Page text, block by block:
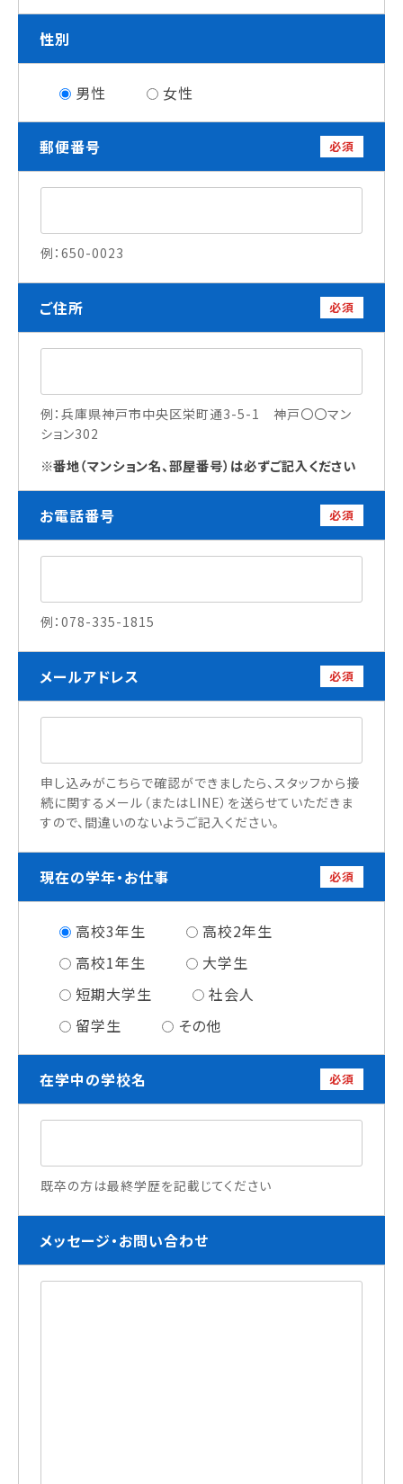
チャレンジプログラム
フォローアップレッスン
サマーチャレンジ実習
海外研修
学生カフェ営業インフォメーション
訪問者別
卒業生の方へ・
各種証明書の申請について
企業担当者の方へ
保護者の方へ
アクセス
職員採用情報
情報公開
お問い合わせ
性別
男性 女性
郵便番号 必須
例：650-0023
ご住所 必須
例：兵庫県神戸市中央区栄町通3-5-1 神戸〇〇マン
ション302
番地（マンション名、部屋番号）は必ずご記入ください
お電話番号 必須
例：078-335-1815
メールアドレス 必須
申し込みがこちらで確認ができましたら、スタッフから接
続に関するメール（またはLINE）を送らせていただきま
すので、間違いのないようご記入ください。
現在の学年・お仕事 必須
高校3年生
高校2年生
高校1年生
大学生
短期大学生
社会人
留学生
その他
在学中の学校名 必須
既卒の方は最終学歴を記載じてください
メッセージ・お問い合わせ